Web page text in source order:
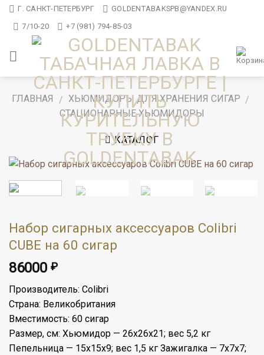
Skip Г. САНКТ-ПЕТЕРБУРГ
GOLDENTABAKSPB@YANDEX.RU
7/10-20
+7 (981) 794-85-03
ГЛАВНАЯ / ХЬЮМИДОРЫ ДЛЯ ХРАНЕНИЯ СИГАР /
СТАЦИОНАРНЫЕ ХЬЮМИДОРЫ
КАТАЛОГ
Набор сигарных аксессуаров Colibri
CUBE на 60 сигар
86000 ₽
Производитель: Colibri
Страна: Великобритания
Вместимость: 60 сигар
Размер, см: Хьюмидор — 26х26х21; вес 5,2 кг
Пепельница — 15x15x9; вес 1,5 кг Зажигалка — 7х7х7;